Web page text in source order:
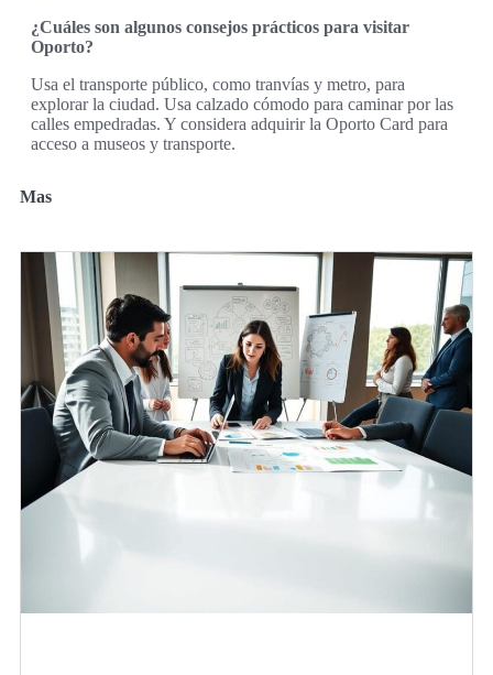
¿Cuáles son algunos consejos prácticos para visitar
Oporto?
Usa el transporte público, como tranvías y metro, para
explorar la ciudad. Usa calzado cómodo para caminar por las
calles empedradas. Y considera adquirir la Oporto Card para
acceso a museos y transporte.
Mas